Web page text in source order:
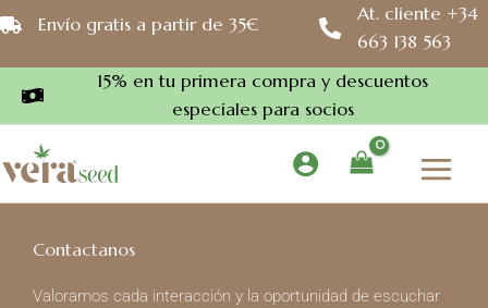
Ir
al
contenido
Envío gratis a partir de 35€
At. cliente +34
663 138 563
15% en tu primera compra y descuentos
especiales para socios
Contactanos
Valoramos cada interacción y la oportunidad de escuchar